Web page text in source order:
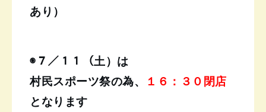
あり）
◉７／１１（土）は
村民スポーツ祭の為、
１６：３０閉店
となります